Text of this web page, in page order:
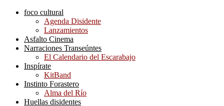
foco cultural
Agenda Disidente
Lanzamientos
Asfalto Cinema
Narraciones Transeúntes
El Calendario del Escarabajo
Inspírate
KitBand
Instinto Forastero
Alma del Río
Huellas disidentes